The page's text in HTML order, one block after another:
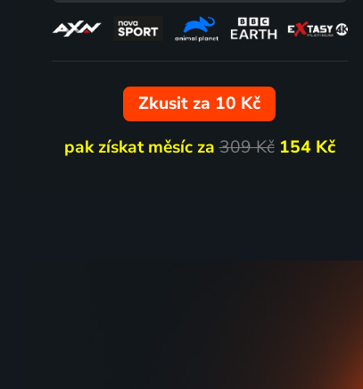
Zkusit za 10 Kč
pak získat měsíc za309 Kč 154 Kč